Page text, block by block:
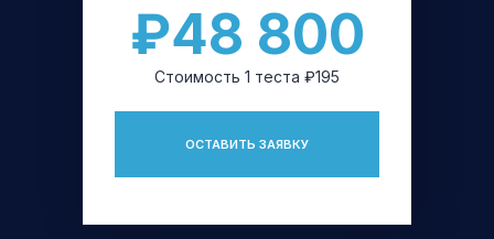
ОСТАВИТЬ ЗАЯВКУ
₽48 800
Стоимость 1 теста ₽195